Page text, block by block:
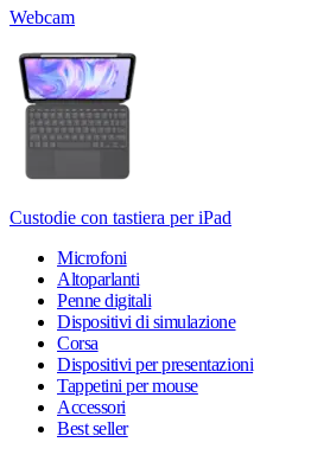
Webcam
Custodie con tastiera per iPad
Microfoni
Altoparlanti
Penne digitali
Dispositivi di simulazione
Corsa
Dispositivi per presentazioni
Tappetini per mouse
Accessori
Best seller